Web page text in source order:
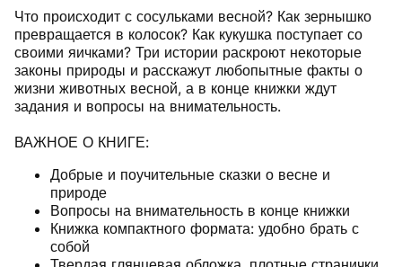
Что происходит с сосульками весной? Как зернышко
превращается в колосок? Как кукушка поступает со
своими яичками? Три истории раскроют некоторые
законы природы и расскажут любопытные факты о
жизни животных весной, а в конце книжки ждут
задания и вопросы на внимательность.
ВАЖНОЕ О КНИГЕ:
Добрые и поучительные сказки о весне и
природе
Вопросы на внимательность в конце книжки
Книжка компактного формата: удобно брать с
собой